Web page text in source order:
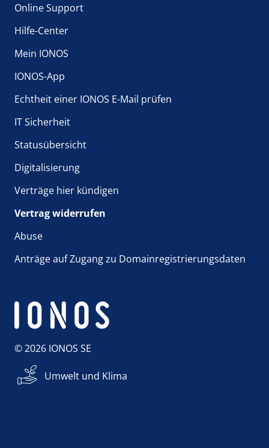
Online Support
Hilfe-Center
Mein IONOS
IONOS-App
Echtheit einer IONOS E-Mail prüfen
IT Sicherheit
Statusübersicht
Digitalisierung
Verträge hier kündigen
Vertrag widerrufen
Abuse
Anträge auf Zugang zu Domainregistrierungsdaten
© 2026 IONOS SE
Umwelt und Klima